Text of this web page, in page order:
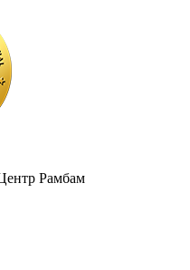
Рамбам